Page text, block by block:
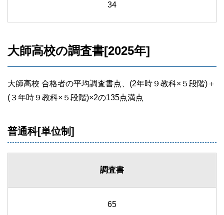
34
大師高校の調査書[2025年]
大師高校 合格者の平均調査書点、(2年時９教科×５段階)＋
(３年時９教科×５段階)×2の135点満点
普通科[単位制]
調査書
65